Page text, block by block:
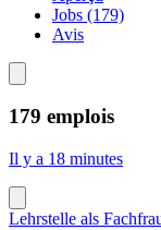
Jobs (179)
Avis
179 emplois
Il y a 18 minutes
Lehrstelle als